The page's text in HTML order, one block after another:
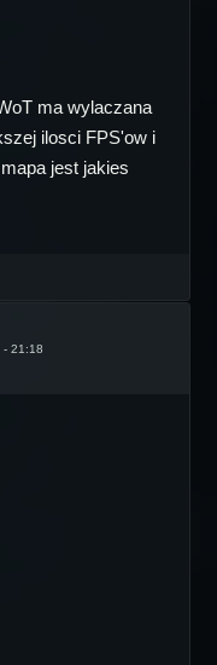
ma wylaczana
ilosci FPS'ow i
jest jakies
- 21:18